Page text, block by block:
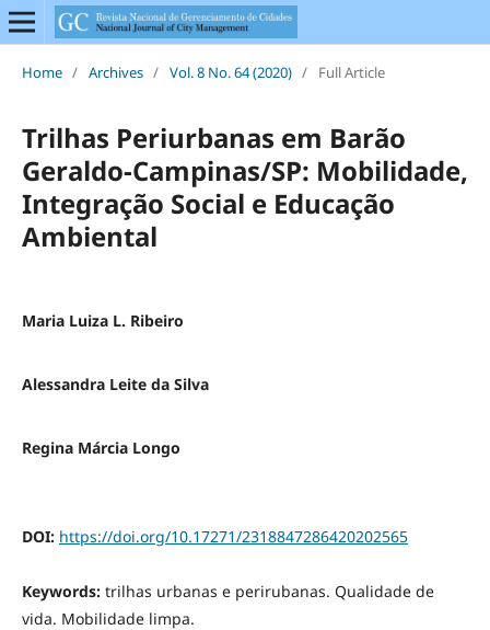
Home / Archives / Vol. 8 No. 64 (2020) / Full Article
Trilhas Periurbanas em Barão
Geraldo-Campinas/SP: Mobilidade,
Integração Social e Educação
Ambiental
Maria Luiza L. Ribeiro
Alessandra Leite da Silva
Regina Márcia Longo
DOI: https://doi.org/10.17271/2318847286420202565
Keywords: trilhas urbanas e perirubanas. Qualidade de
vida. Mobilidade limpa.